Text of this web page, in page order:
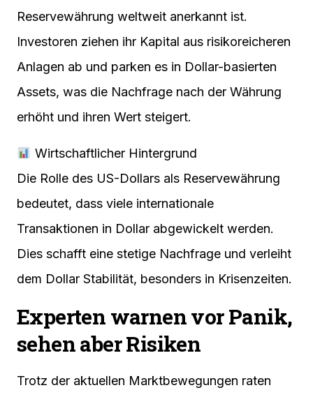
Reservewährung weltweit anerkannt ist.
Investoren ziehen ihr Kapital aus risikoreicheren
Anlagen ab und parken es in Dollar-basierten
Assets, was die Nachfrage nach der Währung
erhöht und ihren Wert steigert.
Wirtschaftlicher Hintergrund
Die Rolle des US-Dollars als Reservewährung
bedeutet, dass viele internationale
Transaktionen in Dollar abgewickelt werden.
Dies schafft eine stetige Nachfrage und verleiht
dem Dollar Stabilität, besonders in Krisenzeiten.
Experten warnen vor Panik,
sehen aber Risiken
Trotz der aktuellen Marktbewegungen raten